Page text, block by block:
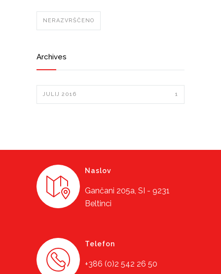
NERAZVRŠČENO
Archives
JULIJ 2016 1
Naslov
Gančani 205a, SI - 9231
Beltinci
Telefon
+386 (0)2 542 26 50